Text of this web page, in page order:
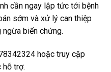
cần ngay lập tức tới bệnh
sớm và xử lý can thiệp
biến chứng.
hoặc truy cập
trợ.